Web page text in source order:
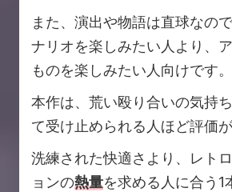
また、演出や物語は直球なの
ナリオを楽しみたい人より、
ものを楽しみたい人向けです。
本作は、荒い殴り合いの気持
て受け止められる人ほど評価が
洗練された快適さより、レト
ョンの熱量を求める人に合う1